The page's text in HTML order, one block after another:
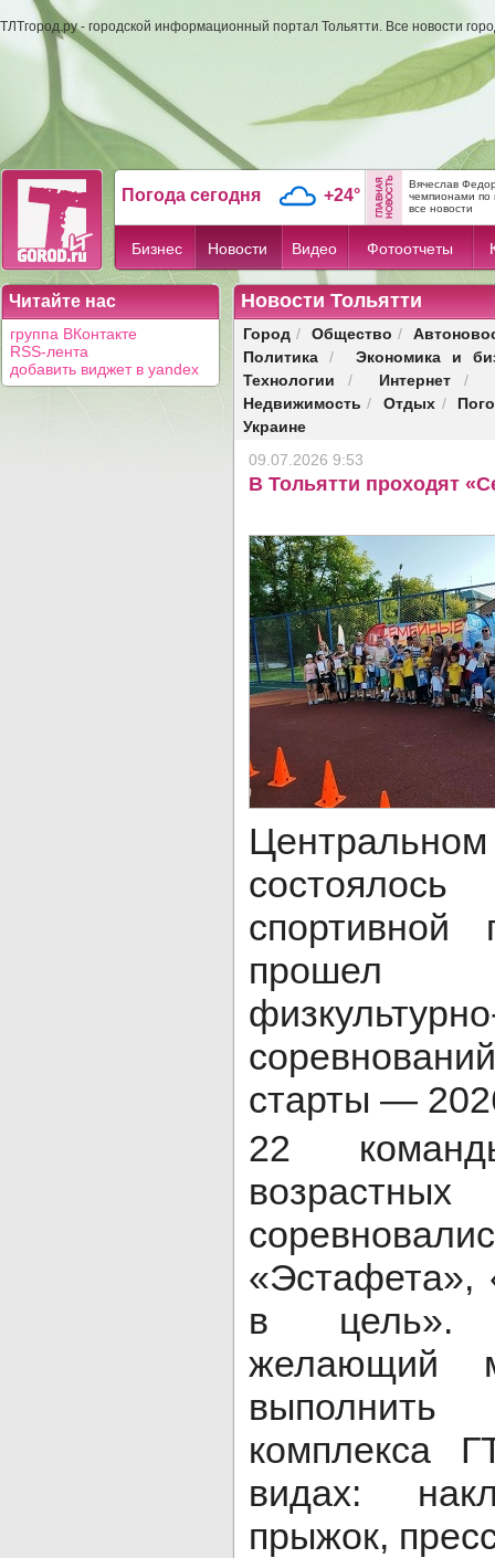
ТЛТгород.ру - городской информационный портал Тольятти. Все новости
Погода сегодня +24°
Вячеслав
чемпионами по
все новости
Бизнес Новости Видео Фотоотчеты
Читайте нас
группа ВКонтакте
RSS-лента
добавить виджет в yandex
Новости Тольятти
Город / Общество /
Политика /
Экономика и
Технологии / Интернет/
Недвижимость / Отдых /
Украине
09.07.2026 9:53
В Тольятти проходят
спортивной
прошел
старты —
22
«Эстафета»,
в цель».
желающий
комплекса
видах:
прыжок,